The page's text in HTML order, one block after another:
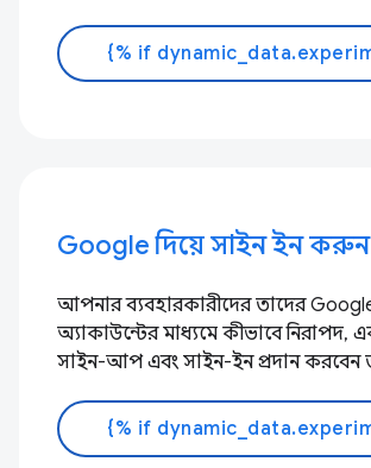
Google দিয়ে সাইন ইন করুন
আপনার ব্যবহারকারীদের তাদের
অ্যাকাউন্টের মাধ্যমে কীভাবে নিরাপদ,
সাইন-আপ এবং সাইন-ইন প্রদান করবেন